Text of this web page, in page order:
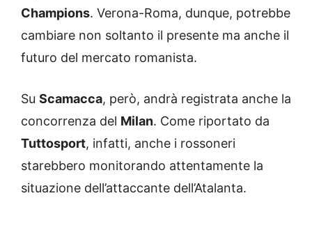
Champions. Verona-Roma, dunque, potrebbe
cambiare non soltanto il presente ma anche il
futuro del mercato romanista.
Su Scamacca, però, andrà registrata anche la
concorrenza del Milan. Come riportato da
Tuttosport, infatti, anche i rossoneri
starebbero monitorando attentamente la
situazione dell’attaccante dell’Atalanta.